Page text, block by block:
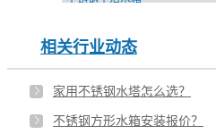
相关行业动态
家用不锈钢水塔怎么选？
不锈钢方形水箱安装报价？